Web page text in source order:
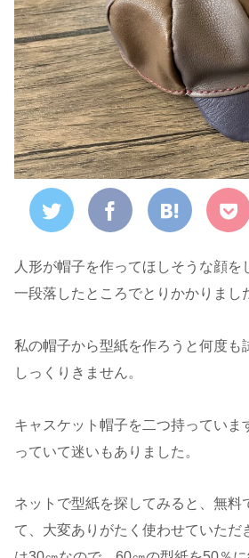
人形が帽子を作ってほしそうな顔を
一段落したところでとりかかりまし
私の帽子から型紙を作ろうと何度も
しっくりきません。
キャスケット帽子を二つ持っていま
っていて迷いもありました。
ネットで型紙を探してみると、無料
て、大変ありがたく使わせていただ